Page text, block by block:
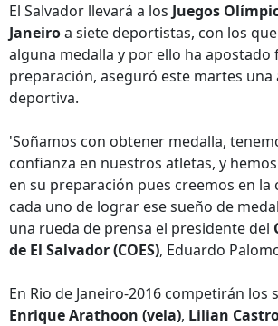
El Salvador llevará a los Juegos
Janeiroa siete deportistas, con los
alguna medalla y por ello ha apostado
preparación, aseguró este martes
deportiva.
'Soñamos con obtener medalla,
confianza en nuestros atletas, y
en su preparación pues creemos en la
cada uno de lograr ese sueño de
una rueda de prensa el presidente del
de El Salvador (COES), Eduardo
En Rio de Janeiro-2016 competirán los
Enrique Arathoon (vela), Lilian